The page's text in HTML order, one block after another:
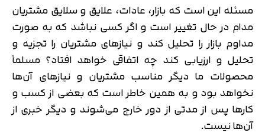
مسئله این است که بازار، عادات، علایق و سلایق مشتریان
مدام در حال تغییر است و اگر کسی نباشد که به صورت
مداوم بازار را تحلیل کند و نیازهای مشتریان را تجزیه و
تحلیل و ارزیابی کند چه اتفاقی خواهد افتاد؟ مسلماً
محصولات ما دیگر مناسب مشتریان و نیازهای آن‌ها
نخواهد بود و به همین خاطر است که بعضی از کسب و
کارها پس از مدتی از دور خارج می‌شوند و دیگر خبری از
آن‌ها نیست.